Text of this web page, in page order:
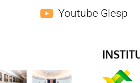
Youtube Glesp